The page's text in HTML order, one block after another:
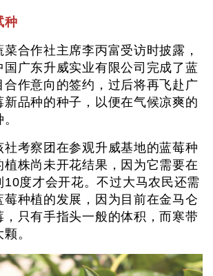
种
合作社主席李丙富受访时披露，
国广东升威实业有限公司完成了蓝
合作意向的签约，过后将再飞赴广
新品种的种子，以便在气候凉爽的
社考察团在参观升威基地的蓝莓种
植株尚未开花结果，因为它需要在
10度才会开花。不过大马农民还需
莓种植的发展，因为目前在金马仑
，只有手指头一般的体积，而寒带
。